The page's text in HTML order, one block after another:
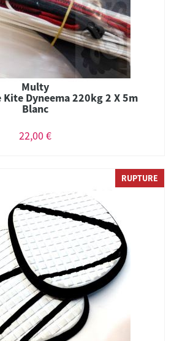
Multy
Dyneema 220kg 2 X 5m
Blanc
22,00 €
RUPTURE